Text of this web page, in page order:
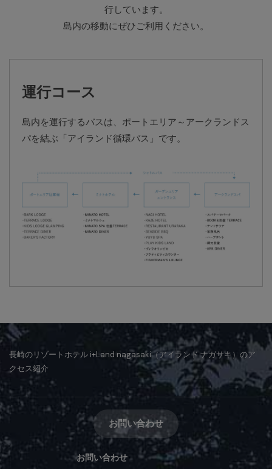
行しています。
島内の移動にぜひご利用ください。
運行コース
島内を運行するバスは、ポートエリア～アークランドス
パを結ぶ「アイランド循環バス」です。
長崎のリゾートホテル i+Land nagasaki（アイランド ナガサキ）のア
クセス紹介
お問い合わせ
お問い合わせ